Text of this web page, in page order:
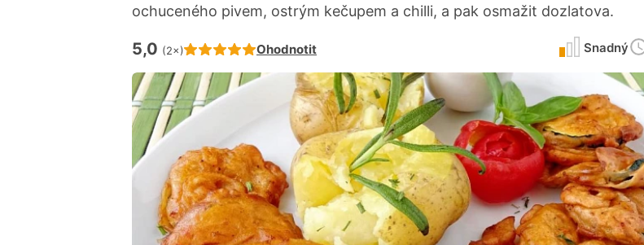
ochuceného pivem, ostrým kečupem a chilli, a pak osmažit dozlatova.
Hodnocení receptu je
5,0 (2×) Ohodnotit Snadný